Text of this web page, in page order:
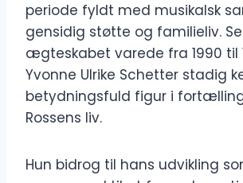
periode fyldt med musikalsk
gensidig støtte og familieliv.
ægteskabet varede fra 1990 til
Yvonne Ulrike Schetter stadig
betydningsfuld figur i
Rossens liv.
Hun bidrog til hans udvikling